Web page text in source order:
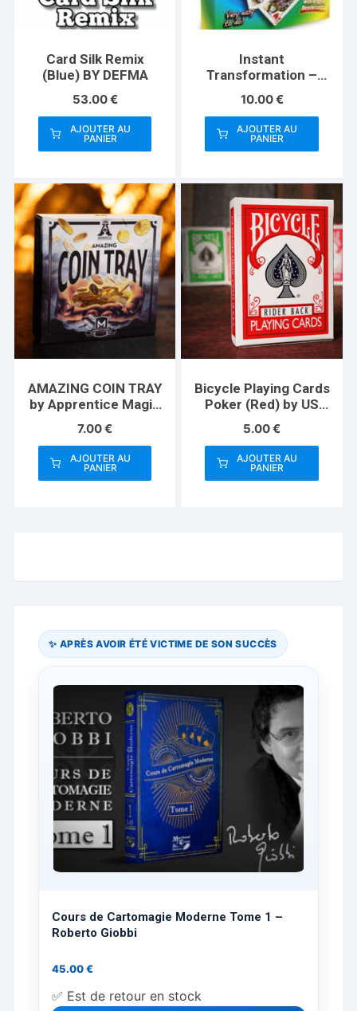
Card Silk Remix
(Blue) BY DEFMA
53.00€
AJOUTER AU
PANIER
Instant
Transformation –
10.00€
AJOUTER AU
PANIER
AMAZING COIN TRAY
by Apprentice Magic
7.00€
AJOUTER AU
PANIER
Bicycle Playing Cards
Poker (Red) by US
5.00€
AJOUTER AU
PANIER
✨ APRÈS AVOIR ÉTÉ VICTIME DE SON SUCCÈS
Cours de Cartomagie Moderne Tome 1 –
Roberto Giobbi
45.00€
✅ Est de retour en stock